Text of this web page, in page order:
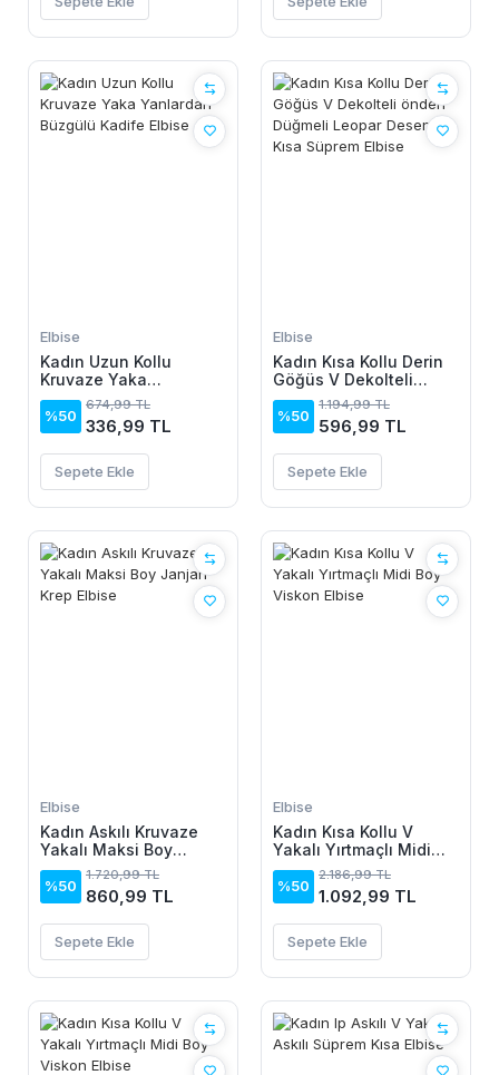
Elbise
Kadın Uzun Kollu
Kruvaze Yaka
Yanlardan Büzgülü
Kadife Elbise
%50
674,99 TL
336,99 TL
Sepete Ekle
Elbise
Kadın Kısa Kollu Derin
Göğüs V Dekolteli
önden Düğmeli Leopar
Desenli Kısa Süprem
Elbise
%50
1.194,99 TL
596,99 TL
Sepete Ekle
Elbise
Kadın Askılı Kruvaze
Yakalı Maksi Boy
Janjan Krep Elbise
%50
1.720,99 TL
860,99 TL
Sepete Ekle
Elbise
Kadın Kısa Kollu V
Yakalı Yırtmaçlı Midi
Boy Viskon Elbise
%50
2.186,99 TL
1.092,99 TL
Sepete Ekle